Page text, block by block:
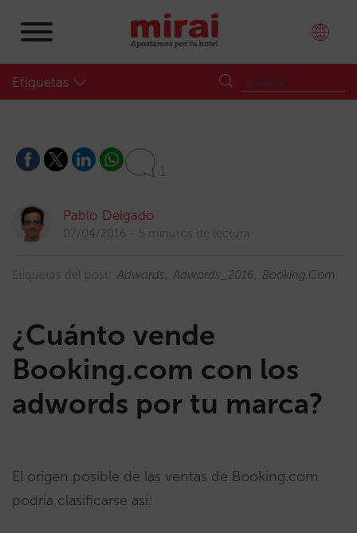
Etiquetas
1
Pablo Delgado
07/04/2016 5 minutos de lectura
Etiquetas del post: Adwords Adwords_2016 Booking.com
¿Cuánto vende
Booking.com con los
adwords por tu marca?
El origen posible de las ventas de Booking.com
podría clasificarse así: